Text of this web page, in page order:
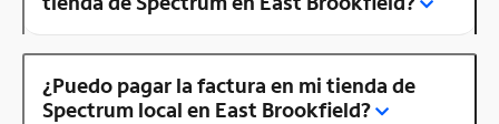
¿Puedo pagar la factura en mi tienda de
Spectrum local en East Brookfield?